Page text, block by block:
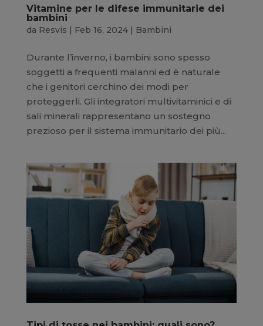
Vitamine per le difese immunitarie dei
bambini
da Resvis | Feb 16, 2024| Bambini
Durante l’inverno, i bambini sono spesso
soggetti a frequenti malanni ed è naturale
che i genitori cerchino dei modi per
proteggerli. Gli integratori multivitaminici e di
sali minerali rappresentano un sostegno
prezioso per il sistema immunitario dei più...